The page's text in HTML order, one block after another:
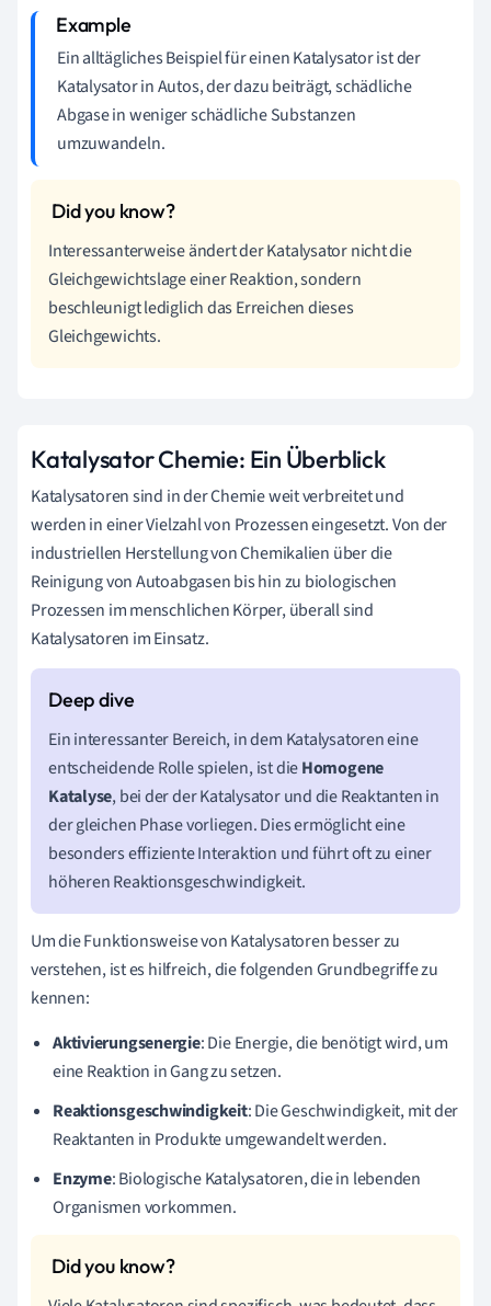
Ein alltägliches Beispiel für einen Katalysator ist der
Katalysator in Autos, der dazu beiträgt, schädliche
Abgase in weniger schädliche Substanzen
umzuwandeln.
Interessanterweise ändert der Katalysator nicht die
Gleichgewichtslage einer Reaktion, sondern
beschleunigt lediglich das Erreichen dieses
Gleichgewichts.
Katalysator Chemie: Ein Überblick
Katalysatoren sind in der Chemie weit verbreitet und
werden in einer Vielzahl von Prozessen eingesetzt. Von der
industriellen Herstellung von Chemikalien über die
Reinigung von Autoabgasen bis hin zu biologischen
Prozessen im menschlichen Körper, überall sind
Katalysatoren im Einsatz.
Ein interessanter Bereich, in dem Katalysatoren eine
entscheidende Rolle spielen, ist dieHomogene
Katalyse, bei der der Katalysator und die Reaktanten in
der gleichen Phase vorliegen. Dies ermöglicht eine
besonders effiziente Interaktion und führt oft zu einer
höheren Reaktionsgeschwindigkeit.
Um die Funktionsweise von Katalysatoren besser zu
verstehen, ist es hilfreich, die folgenden Grundbegriffe zu
kennen:
Aktivierungsenergie: Die Energie, die benötigt wird, um
eine Reaktion in Gang zu setzen.
Reaktionsgeschwindigkeit: Die Geschwindigkeit, mit der
Reaktanten in Produkte umgewandelt werden.
Enzyme: Biologische Katalysatoren, die in lebenden
Organismen vorkommen.